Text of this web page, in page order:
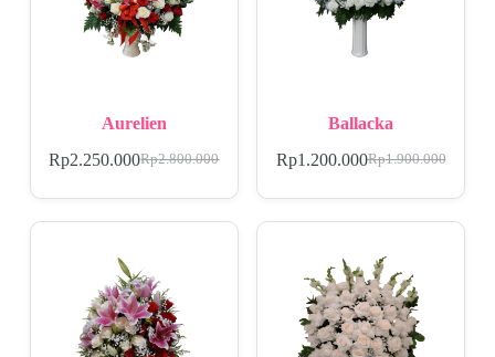
Aurelien
Rp2.800.000
Rp2.250.000
Ballacka
Rp1.900.000
Rp1.200.000